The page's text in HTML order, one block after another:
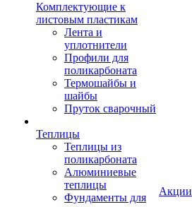
Комплектующие к
листовым пластикам
Лента и
уплотнители
Профили для
поликарбоната
Термошайбы и
шайбы
Пруток сварочный
Теплицы
Теплицы из
поликарбоната
Алюминиевые
теплицы
Фундаменты для
Акции